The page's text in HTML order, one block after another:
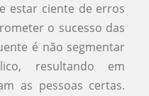
estar ciente de erros
o sucesso das
é não segmentar
resultando em
as pessoas certas.